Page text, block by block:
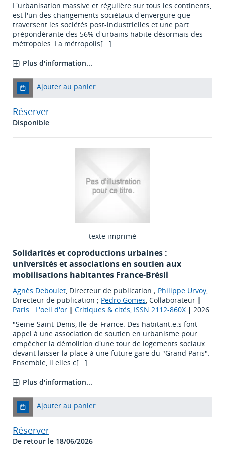
L'urbanisation massive et régulière sur tous les continents,
est l'un des changements sociétaux d'envergure que
traversent les sociétés post-industrielles et une part
prépondérante des 56% d'urbains habite désormais des
métropoles. La métropolis[...]
Plus d'information...
Ajouter au panier
Réserver
Disponible
texte imprimé
Solidarités et coproductions urbaines :
universités et associations en soutien aux
mobilisations habitantes France-Brésil
Agnès Deboulet, Directeur de publication ; Philippe Urvoy,
Directeur de publication ; Pedro Gomes, Collaborateur |
Paris : L'oeil d'or | Critiques & cités, ISSN 2112-860X | 2026
"Seine-Saint-Denis, Ile-de-France. Des habitant.e.s font
appel à une association de soutien en urbanisme pour
empêcher la démolition d'une tour de logements sociaux
devant laisser la place à une future gare du "Grand Paris".
Ensemble, il.elles c[...]
Plus d'information...
Ajouter au panier
Réserver
De retour le 18/06/2026